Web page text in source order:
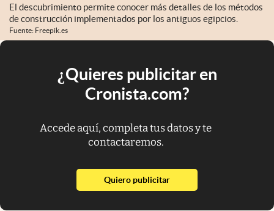
El descubrimiento permite conocer más detalles de los métodos
de construcción implementados por los antiguos egipcios.
Fuente: Freepik.es
¿Quieres publicitar en
Cronista.com?
Accede aquí, completa tus datos y te
contactaremos.
Quiero publicitarabre en nueva pestaña